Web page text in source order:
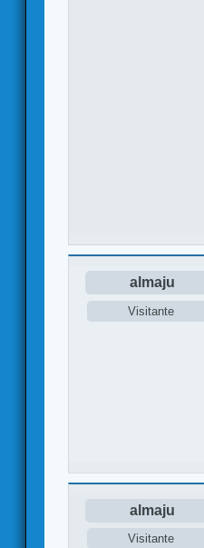
almaju
Visitante
almaju
Visitante